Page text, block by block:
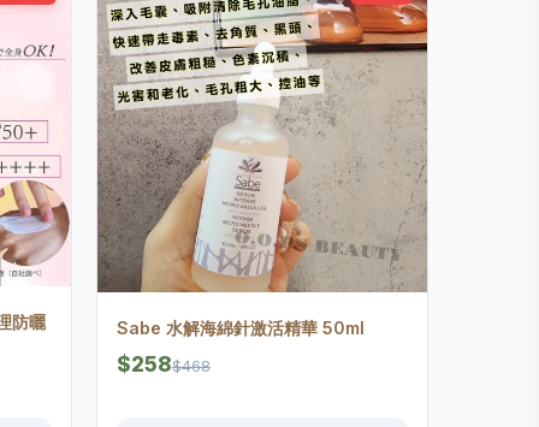
防曬 Sabe 水解海綿針激活精華 50ml
$258$468